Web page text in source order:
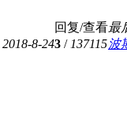
索
回复/查看最
2018-8-243 / 137115波